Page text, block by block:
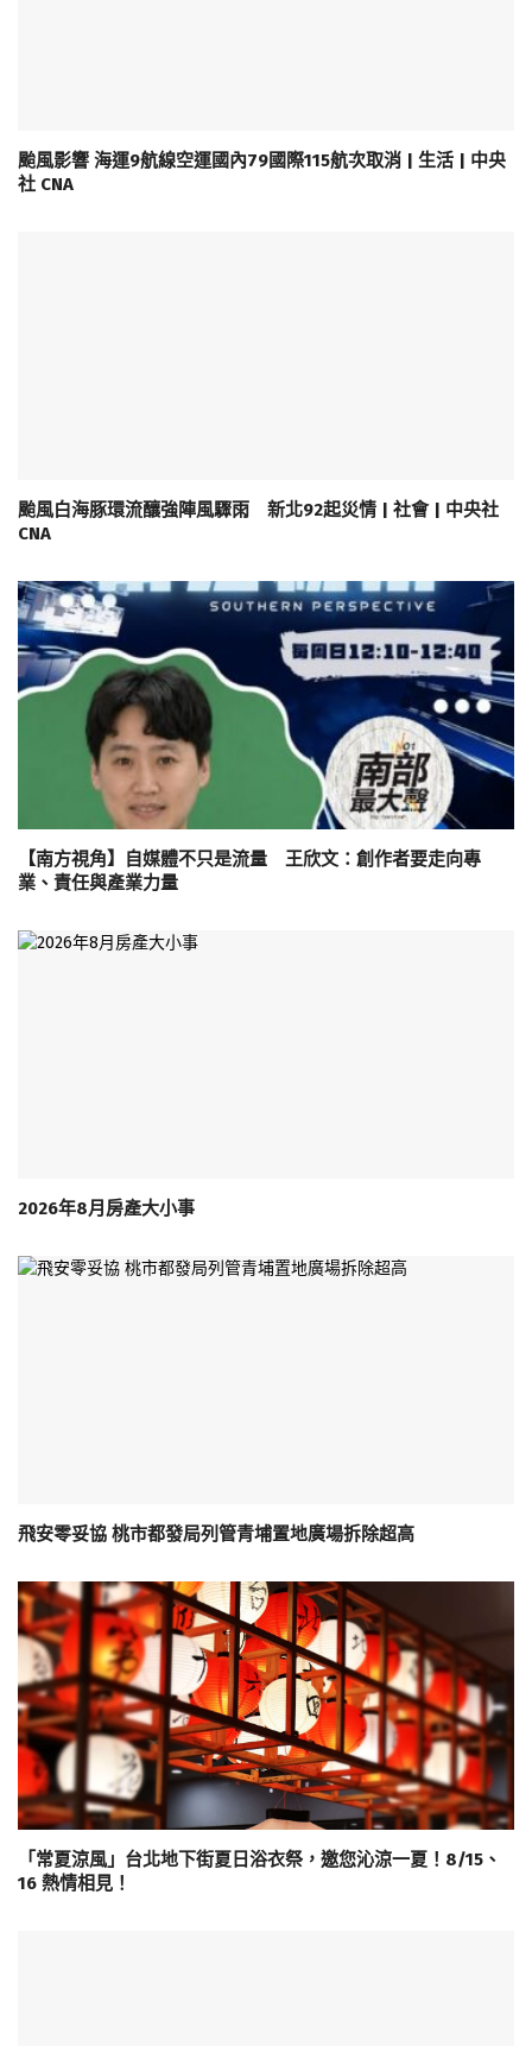
颱風影響 海運9航線空運國內79國際115航次取消 | 生活 | 中央
社 CNA
颱風白海豚環流釀強陣風驟雨 新北92起災情 | 社會 | 中央社
CNA
【南方視角】自媒體不只是流量 王欣文：創作者要走向專
業、責任與產業力量
2026年8月房產大小事
飛安零妥協 桃市都發局列管青埔置地廣場拆除超高
「常夏涼風」台北地下街夏日浴衣祭，邀您沁涼一夏！8/15、
16 熱情相見！